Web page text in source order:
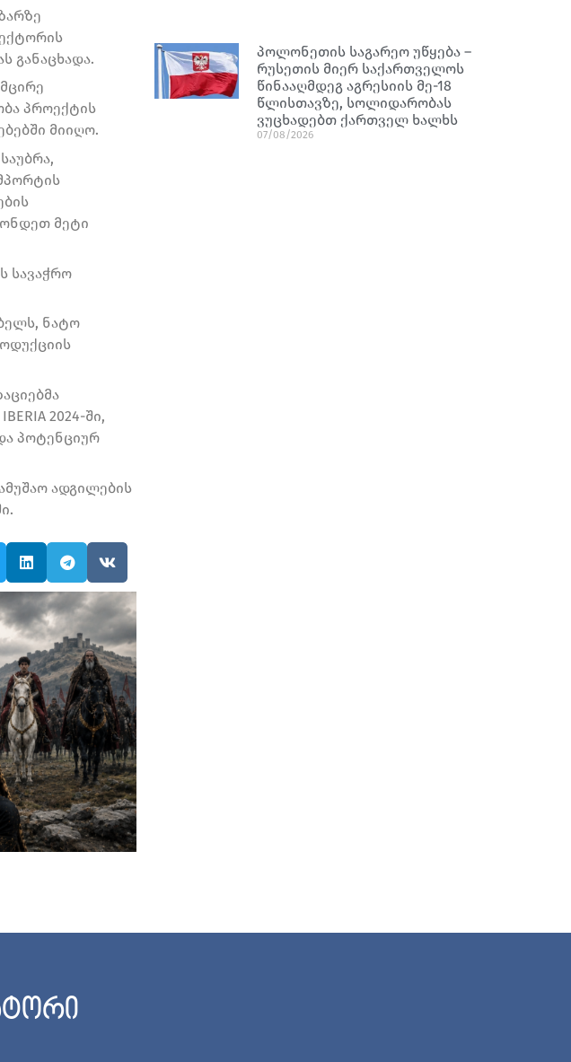
განაცხადა.
პროექტის
მიიღო.
მეტი
სავაჭრო
ნატო
2024-ში,
პოტენციურ
ადგილების
პოლონეთის საგარეო უწყება –
რუსეთის მიერ საქართველოს
წინააღმდეგ აგრესიის მე-18
წლისთავზე, სოლიდარობას
ვუცხადებთ ქართველ ხალხს
07/08/2026